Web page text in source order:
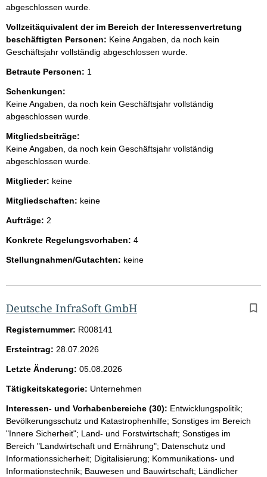
abgeschlossen wurde.
Vollzeitäquivalent der im Bereich der Interessenvertretung
beschäftigten Personen: Keine Angaben, da noch kein
Geschäftsjahr vollständig abgeschlossen wurde.
Betraute Personen: 1
Schenkungen:
Keine Angaben, da noch kein Geschäftsjahr vollständig
abgeschlossen wurde.
Mitgliedsbeiträge:
Keine Angaben, da noch kein Geschäftsjahr vollständig
abgeschlossen wurde.
Mitglieder: keine
Mitgliedschaften: keine
Aufträge: 2
Konkrete Regelungsvorhaben: 4
Stellungnahmen/Gutachten: keine
Deutsche InfraSoft GmbH
Registernummer: R008141
Ersteintrag: 28.07.2026
Letzte Änderung: 05.08.2026
Tätigkeitskategorie: Unternehmen
Interessen- und Vorhabenbereiche (30): Entwicklungspolitik;
Bevölkerungsschutz und Katastrophenhilfe; Sonstiges im Bereich
"Innere Sicherheit"; Land- und Forstwirtschaft; Sonstiges im
Bereich "Landwirtschaft und Ernährung"; Datenschutz und
Informationssicherheit; Digitalisierung; Kommunikations- und
Informationstechnik; Bauwesen und Bauwirtschaft; Ländlicher